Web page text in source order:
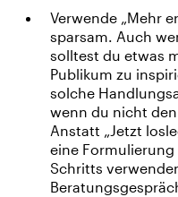
Verwende „Mehr
sparsam. Auch
solltest du etwas
Publikum zu
solche
wenn du nicht
Anstatt „Jetzt
eine
Schritts